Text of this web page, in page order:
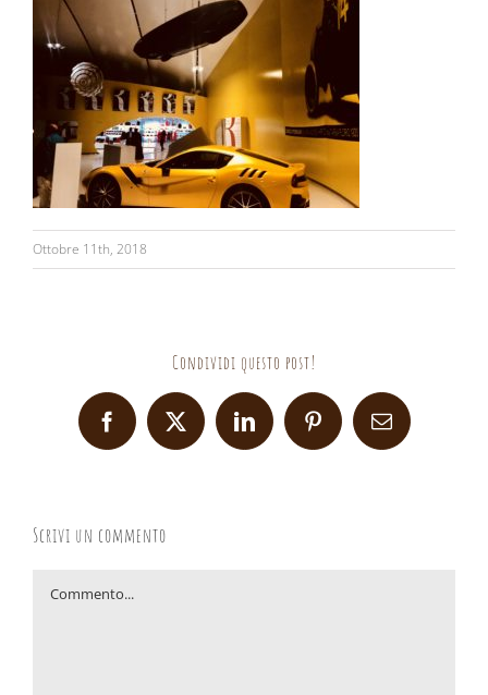
Ottobre 11th, 2018
Condividi questo post!
Facebook
X LinkedInPinterestEmail
Scrivi un commento